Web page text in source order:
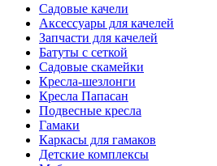
Садовые качели
Аксессуары для качелей
Запчасти для качелей
Батуты с сеткой
Садовые скамейки
Кресла-шезлонги
Кресла Папасан
Подвесные кресла
Гамаки
Каркасы для гамаков
Детские комплексы